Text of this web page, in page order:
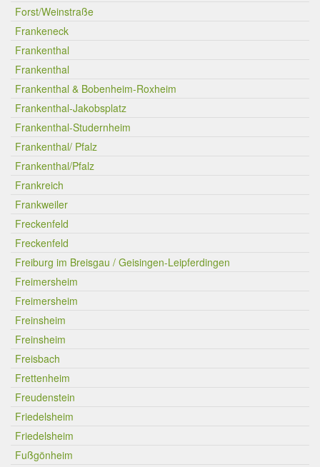
Forst/Weinstraße
Frankeneck
Frankenthal
Frankenthal
Frankenthal & Bobenheim-Roxheim
Frankenthal-Jakobsplatz
Frankenthal-Studernheim
Frankenthal/ Pfalz
Frankenthal/Pfalz
Frankreich
Frankweiler
Freckenfeld
Freckenfeld
Freiburg im Breisgau / Geisingen-Leipferdingen
Freimersheim
Freimersheim
Freinsheim
Freinsheim
Freisbach
Frettenheim
Freudenstein
Friedelsheim
Friedelsheim
Fußgönheim